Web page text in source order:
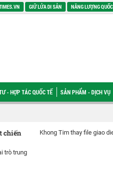
GIỮ LỬA DI SẢN NĂNG LƯỢNG
- HỢP TÁC QUỐC TẾ SẢN PHẨM - DỊCH VỤ
chiến
trò trung
Khong Tim thay file giao